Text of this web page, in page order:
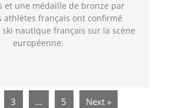
et une médaille de bronze par
athlètes français ont confirmé
nautique français sur la scène
européenne.
3 … 5 Next »